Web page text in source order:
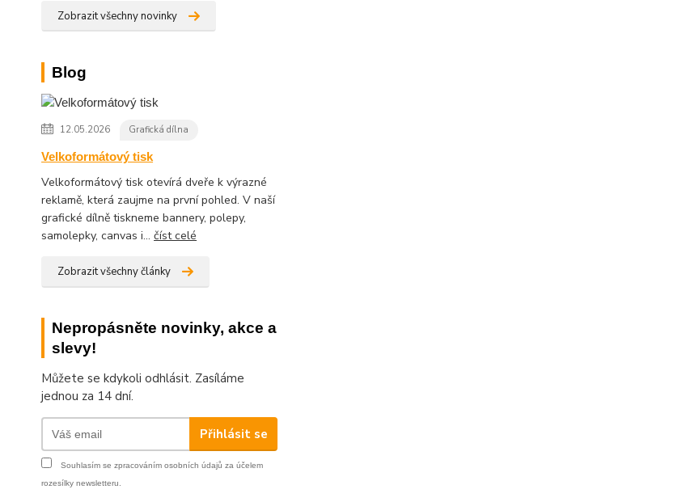
Zobrazit všechny novinky
Blog
12.05.2026 Grafická dílna
Velkoformátový tisk
Velkoformátový tisk otevírá dveře k výrazné
reklamě, která zaujme na první pohled. V naší
grafické dílně tiskneme bannery, polepy,
samolepky, canvas i...číst celé
Zobrazit všechny články
Nepropásněte novinky, akce a
slevy!
Můžete se kdykoli odhlásit. Zasíláme
jednou za 14 dní.
Přihlásit se
Souhlasím se zpracováním osobních údajů za účelem
rozesílky newsletteru.